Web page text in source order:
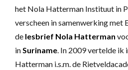
het Nola Hatterman Instituut in
verscheen in samenwerking met
de lesbrief Nola Hatterman
inSuriname. In 2009 vertelde ik
Hatterman i.s.m. de